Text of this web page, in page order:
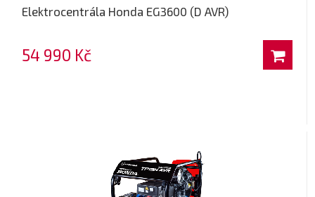
Elektrocentrála Honda EG3600 (D AVR)
54 990 Kč